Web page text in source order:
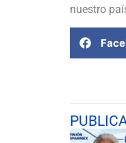
nuestro